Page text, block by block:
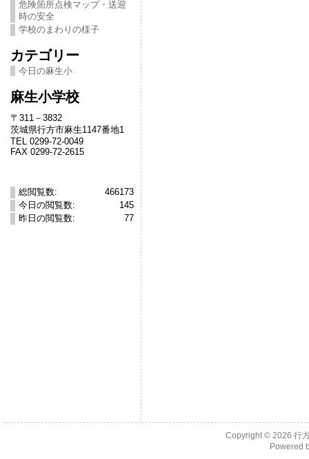
危険箇所点検マップ・送迎
時の安全
学校のまわりの様子
カテゴリー
今日の麻生小
麻生小学校
〒311－3832
茨城県行方市麻生1147番地1
TEL 0299-72-0049
FAX 0299-72-2615
466173
総閲覧数:
145
今日の閲覧数:
77
昨日の閲覧数:
Copyright © 2026行
Powered